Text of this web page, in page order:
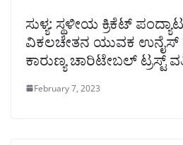
ಸುಳ್ಯ: ಸ್ಥಳೀಯ ಕ್ರಿಕೆಟ್
ವಿಕಲಚೇತನ ಯುವಕ ಉನೈಸ್
ಕಾರುಣ್ಯ ಚಾರಿಟೇಬಲ್ ಟ್ರಸ್ಟ್
February 7, 2023